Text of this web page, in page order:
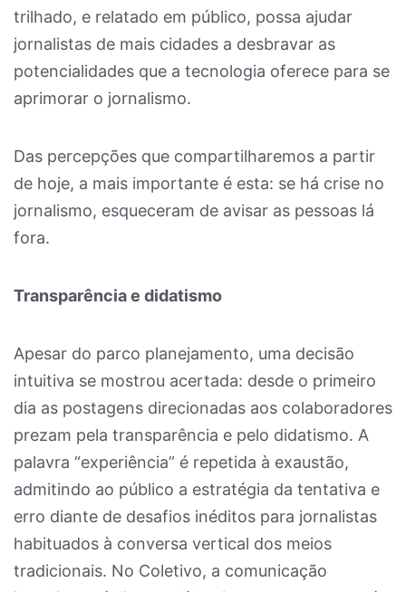
trilhado, e relatado em público, possa ajudar
jornalistas de mais cidades a desbravar as
potencialidades que a tecnologia oferece para se
aprimorar o jornalismo.
Das percepções que compartilharemos a partir
de hoje, a mais importante é esta: se há crise no
jornalismo, esqueceram de avisar as pessoas lá
fora.
Transparência e didatismo
Apesar do parco planejamento, uma decisão
intuitiva se mostrou acertada: desde o primeiro
dia as postagens direcionadas aos colaboradores
prezam pela transparência e pelo didatismo. A
palavra “experiência” é repetida à exaustão,
admitindo ao público a estratégia da tentativa e
erro diante de desafios inéditos para jornalistas
habituados à conversa vertical dos meios
tradicionais. No Coletivo, a comunicação